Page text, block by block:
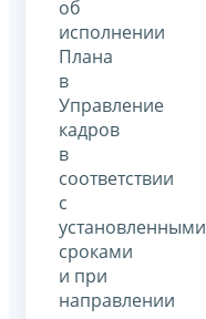
об
исполнении
Плана
в
Управление
кадров
в
соответствии
с
установленными
сроками
и при
направлении